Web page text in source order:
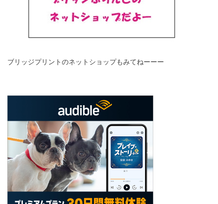
ブリッジプリントのネットショップもみてねーーー